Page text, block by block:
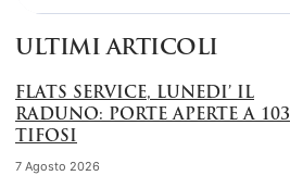
ULTIMI ARTICOLI
FLATS SERVICE, LUNEDI’ IL
RADUNO: PORTE APERTE A 103
TIFOSI
7 Agosto 2026